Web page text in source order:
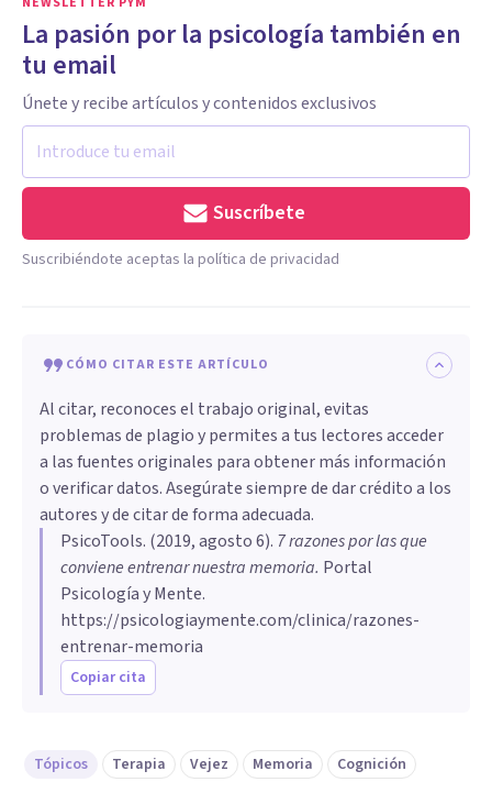
La pasión por la psicología también en
tu email
Únete y recibe artículos y contenidos exclusivos
Suscríbete
Suscribiéndote aceptas la política de privacidad
CÓMO CITAR ESTE ARTÍCULO
Al citar, reconoces el trabajo original, evitas
problemas de plagio y permites a tus lectores acceder
a las fuentes originales para obtener más información
o verificar datos. Asegúrate siempre de dar crédito a los
autores y de citar de forma adecuada.
PsicoTools. (2019, agosto 6). 7 razones por las que
conviene entrenar nuestra memoria. Portal
Psicología y Mente.
https://psicologiaymente.com/clinica/razones-
entrenar-memoria
Copiar cita
Tópicos Terapia Vejez Memoria Cognición